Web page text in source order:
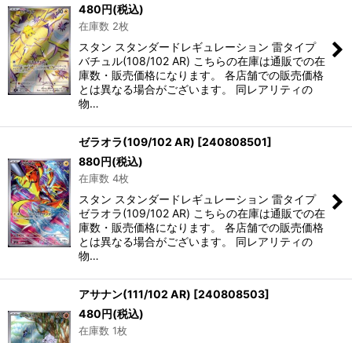
480円(税込)
在庫数 2枚
スタン スタンダードレギュレーション 雷タイプ
バチュル(108/102 AR) こちらの在庫は通販での在
庫数・販売価格になります。 各店舗での販売価格
とは異なる場合がございます。 同レアリティの
物…
ゼラオラ(109/102 AR) [240808501]
880円(税込)
在庫数 4枚
スタン スタンダードレギュレーション 雷タイプ
ゼラオラ(109/102 AR) こちらの在庫は通販での在
庫数・販売価格になります。 各店舗での販売価格
とは異なる場合がございます。 同レアリティの
物…
アサナン(111/102 AR) [240808503]
480円(税込)
在庫数 1枚